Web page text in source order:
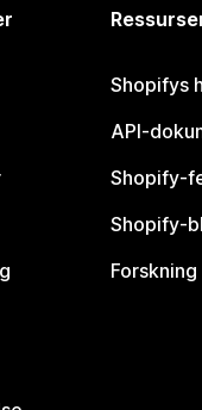
Shopifys
API-
Shopify-
Shopify-
Forskning